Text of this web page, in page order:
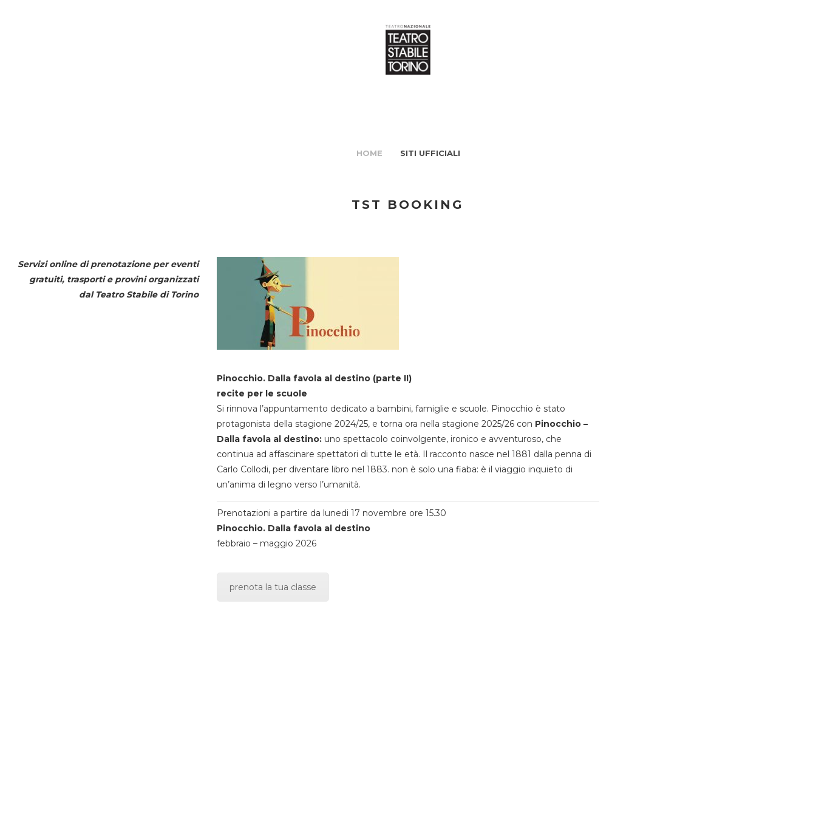
HOME SITI UFFICIALI
TST BOOKING
Servizi online di prenotazione per eventi
gratuiti, trasporti e provini organizzati
dal Teatro Stabile di Torino
Pinocchio. Dalla favola al destino (parte II)
recite per le scuole
Si rinnova l’appuntamento dedicato a bambini, famiglie e scuole. Pinocchio è stato
protagonista della stagione 2024/25, e torna ora nella stagione 2025/26 con Pinocchio –
Dalla favola al destino:uno spettacolo coinvolgente, ironico e avventuroso, che
continua ad affascinare spettatori di tutte le età. Il racconto nasce nel 1881 dalla penna di
Carlo Collodi, per diventare libro nel 1883. non è solo una fiaba: è il viaggio inquieto di
un’anima di legno verso l’umanità.
Prenotazioni a partire da lunedi 17 novembre ore 15.30
Pinocchio. Dalla favola al destino
febbraio – maggio 2026
prenota la tua classe